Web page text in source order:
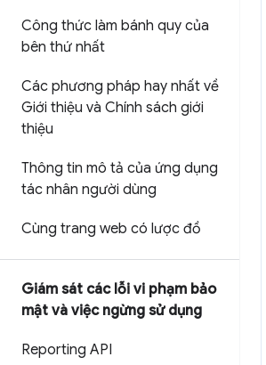
Công thức làm bánh quy của
bên thứ nhất
Các phương pháp hay nhất về
Giới thiệu và Chính sách giới
thiệu
Thông tin mô tả của ứng dụng
tác nhân người dùng
Cùng trang web có lược đồ
Giám sát các lỗi vi phạm bảo
mật và việc ngừng sử dụng
Reporting API